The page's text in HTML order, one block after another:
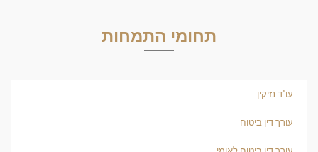
תחומי התמחות
עו"ד נזיקין
עורך דין ביטוח